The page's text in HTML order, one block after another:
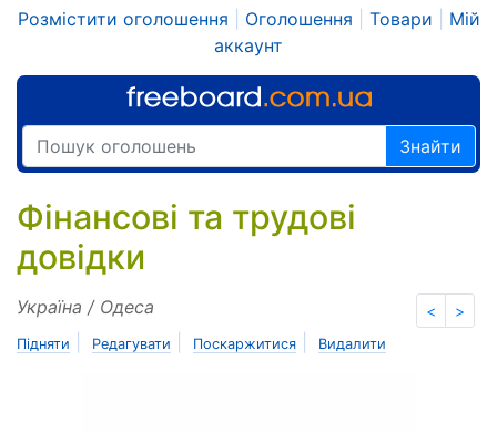
Розмістити оголошення Оголошення Товари
Мій
аккаунт
Знайти
Фінансові та трудові
довідки
< >
Україна / Одеса
Підняти Редагувати Поскаржитися Видалити